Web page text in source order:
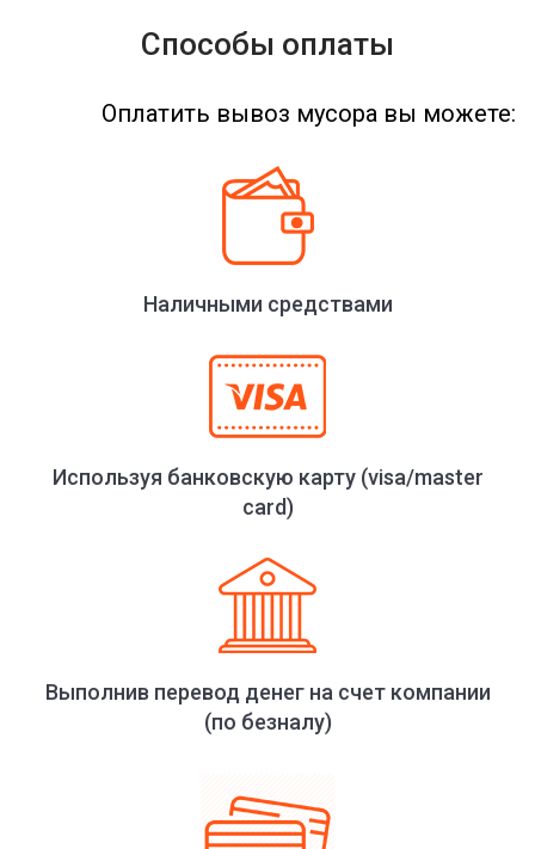
Способы оплаты
Оплатить вывоз мусора вы можете:
Наличными средствами
Используя банковскую карту (visa/master
card)
Выполнив перевод денег на счет компании
(по безналу)